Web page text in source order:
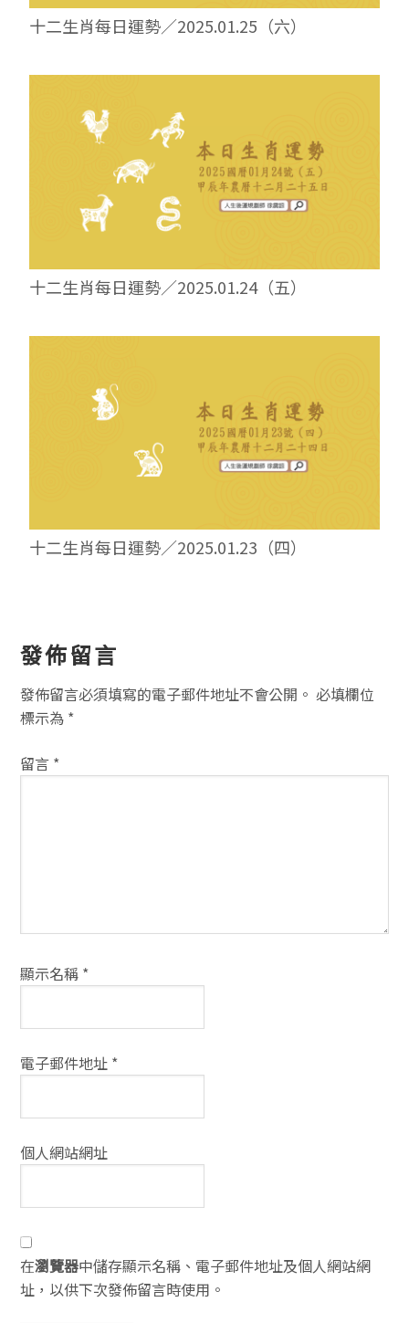
十二生肖每日運勢／2025.01.25（六）
十二生肖每日運勢／2025.01.24（五）
十二生肖每日運勢／2025.01.23（四）
讀
者
互
動
方
發佈留言
發佈留言必須填寫的電子郵件地址不會公開。 必填欄位
標示為 *
留言 *
顯示名稱 *
電子郵件地址 *
個人網站網址
在瀏覽器中儲存顯示名稱、電子郵件地址及個人網站網
址，以供下次發佈留言時使用。